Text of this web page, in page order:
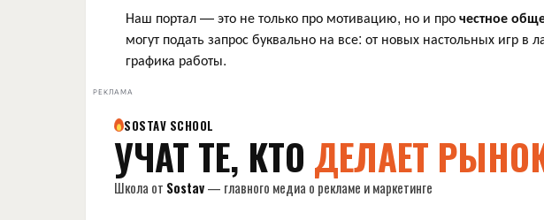
Наш портал — это не только про мотивацию, но и прочестное
могут подать запрос буквально на все: от новых настольных игр
графика работы.
РЕКЛАМА